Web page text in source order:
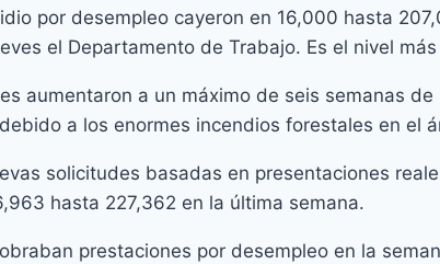
por desempleo cayeron en 16,000 hasta
el Departamento de Trabajo. Es el nivel
aumentaron a un máximo de seis semanas
a los enormes incendios forestales en el
solicitudes basadas en presentaciones
hasta 227,362 en la última semana.
prestaciones por desempleo en la